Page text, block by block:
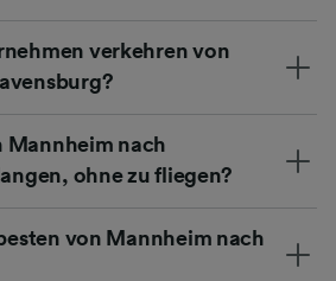
verkehren von
Mannheim nach
ohne zu fliegen?
von Mannheim nach